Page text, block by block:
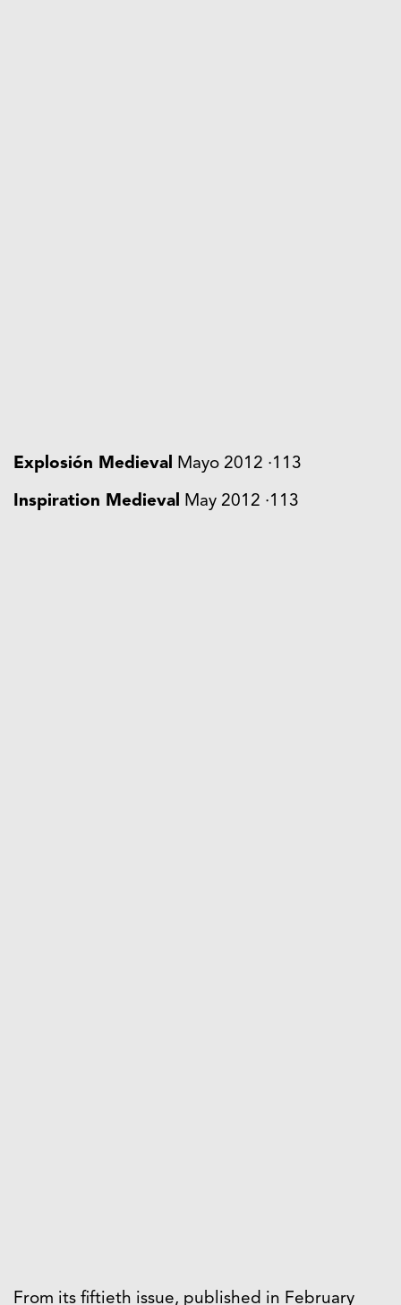
Explosión Medieval Mayo 2012 ·113
Inspiration Medieval May 2012 ·113
From its fiftieth issue, published in February